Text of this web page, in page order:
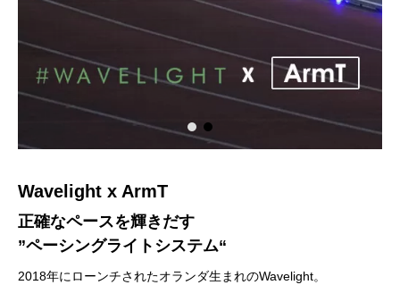
Wavelight x ArmT
正確なペースを輝きだす
”ペーシングライトシステム“
2018年にローンチされたオランダ生まれのWavelight。
PHILOSOPHY
歩みを止めず
新しいを創造する。
「現状維持は衰退である」という言葉に共感し、失敗を恐れず新
VISION
融合が新しいを創造する。
競技大会やスポーツイベントにテクノロジーを融合させること
で、イノベーションを生み出します。